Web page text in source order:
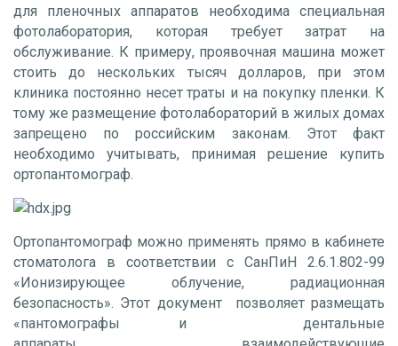
для пленочных аппаратов необходима специальная
фотолаборатория, которая требует затрат на
обслуживание. К примеру, проявочная машина может
стоить до нескольких тысяч долларов, при этом
клиника постоянно несет траты и на покупку пленки. К
тому же размещение фотолабораторий в жилых домах
запрещено по российским законам. Этот факт
необходимо учитывать, принимая решение купить
ортопантомограф.
Ортопантомограф можно применять прямо в кабинете
стоматолога в соответствии с СанПиН 2.6.1.802-99
«Ионизирующее облучение, радиационная
безопасность». Этот документ позволяет размещать
«пантомографы и дентальные